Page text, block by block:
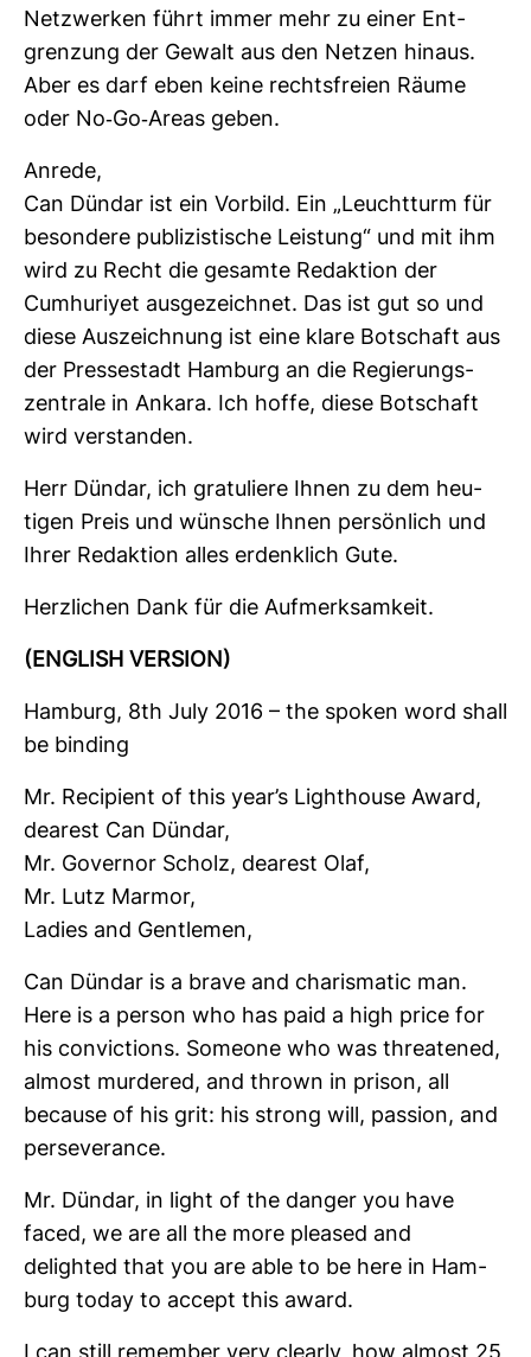
Netz­werken führt immer mehr zu einer Ent­
gren­zung der Gewalt aus den Netzen hinaus.
Aber es darf eben keine rechts­freien Räume
oder No-​Go-​Areas geben.
Anrede,
Can Dündar ist ein Vor­bild. Ein „Leucht­turm für
beson­dere publi­zis­ti­sche Leis­tung“ und mit ihm
wird zu Recht die gesamte Redak­tion der
Cumhu­riyet aus­ge­zeichnet. Das ist gut so und
diese Aus­zeich­nung ist eine klare Bot­schaft aus
der Pres­se­stadt Ham­burg an die Regie­rungs­
zen­trale in Ankara. Ich hoffe, diese Bot­schaft
wird ver­standen.
Herr Dündar, ich gra­tu­liere Ihnen zu dem heu­
tigen Preis und wün­sche Ihnen per­sön­lich und
Ihrer Redak­tion alles erdenk­lich Gute.
Herz­li­chen Dank für die Auf­merk­sam­keit.
(ENG­LISH VER­SION)
Ham­burg, 8th July 2016 – the spoken word shall
be bin­ding
Mr. Reci­pient of this year’s Light­house Award,
dea­rest Can Dündar,
Mr. Governor Scholz, dea­rest Olaf,
Mr. Lutz Marmor,
Ladies and Gen­tlemen,
Can Dündar is a brave and cha­ris­matic man.
Here is a person who has paid a high price for
his con­vic­tions. Someone who was threa­tened,
almost mur­dered, and thrown in prison, all
because of his grit: his strong will, pas­sion, and
per­se­ver­ance.
Mr. Dündar, in light of the danger you have
faced, we are all the more pleased and
delighted that you are able to be here in Ham­
burg today to accept this award.